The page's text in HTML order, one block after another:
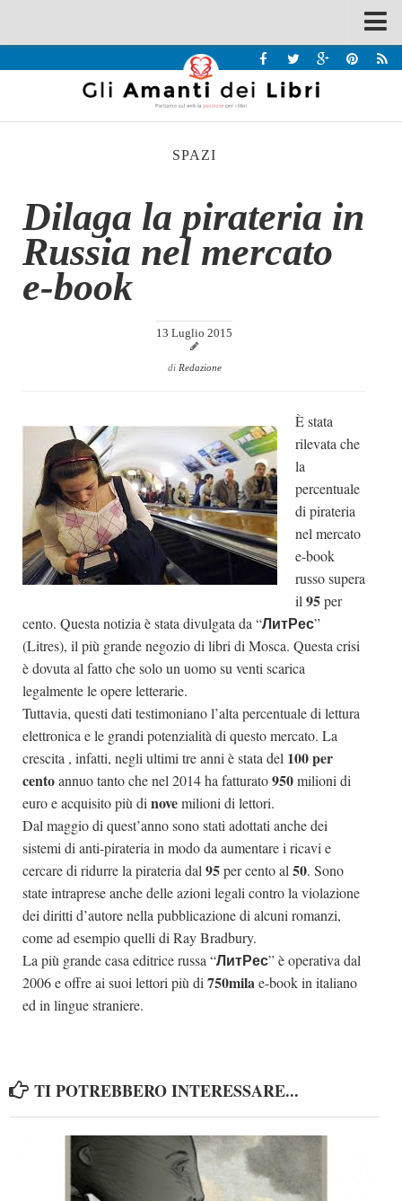
Recensioni
Interviste & Incontri
Chi siamo
Contatti
Eventi
Dicono di Noi
Rassegna Stampa
Archivio
Autori
Generi
Case editrici
Giallo Stresa
Premio Chiara
Tabù Festival 2014
A Tutto Volume
Salone di Torino
SPAZI
Dilaga la pirateria in
Russia nel mercato
e-book
13 Luglio 2015
di Redazione
È stata
rilevata che
la
percentuale
di pirateria
nel mercato
e-book
russo supera
il 95per
cento. Questa notizia è stata divulgata da “ЛитРес”
(Litres), il più grande negozio di libri di Mosca. Questa crisi
è dovuta al fatto che solo un uomo su venti scarica
legalmente le opere letterarie.
Tuttavia, questi dati testimoniano l’alta percentuale di lettura
elettronica e le grandi potenzialità di questo mercato. La
crescita , infatti, negli ultimi tre anni è stata del 100 per
centoannuo tanto che nel 2014 ha fatturato950milioni di
euro e acquisito più di novemilioni di lettori.
Dal maggio di quest’anno sono stati adottati anche dei
sistemi di anti-pirateria in modo da aumentare i ricavi e
cercare di ridurre la pirateria dal 95per cento al 50. Sono
state intraprese anche delle azioni legali contro la violazione
dei diritti d’autore nella pubblicazione di alcuni romanzi,
come ad esempio quelli di Ray Bradbury.
La più grande casa editrice russa “ЛитРес” è operativa dal
2006 e offre ai suoi lettori più di 750milae-book in italiano
ed in lingue straniere.
TI POTREBBERO INTERESSARE...